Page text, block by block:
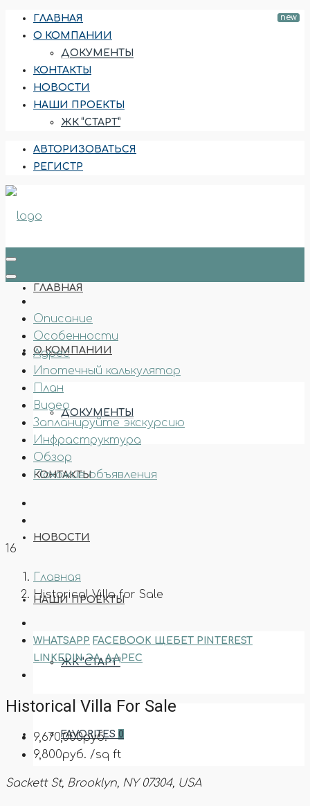
ГЛАВНАЯ
О КОМПАНИИ
ДОКУМЕНТЫ
КОНТАКТЫ
НОВОСТИ
НАШИ ПРОЕКТЫ
ЖК “СТАРТ”
АВТОРИЗОВАТЬСЯ
РЕГИСТР
ГЛАВНАЯ
О КОМПАНИИ
ДОКУМЕНТЫ
КОНТАКТЫ
НОВОСТИ
НАШИ ПРОЕКТЫ
ЖК “СТАРТ”
FAVORITES 0
Описание
Особенности
Адрес
Ипотечный калькулятор
План
Видео
Запланируйте экскурсию
Инфраструктура
Обзор
Похожие объявления
16
Главная
Historical Villa for Sale
WHATSAPP FACEBOOK ЩЕБЕТ PINTEREST
LINKEDINЭЛ. АДРЕС
Historical Villa For Sale
9,670,000руб.
9,800руб. /sq ft
Sackett St, Brooklyn, NY 07304, USA